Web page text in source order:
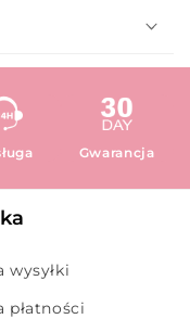
Gwarancja
wysyłki
płatności